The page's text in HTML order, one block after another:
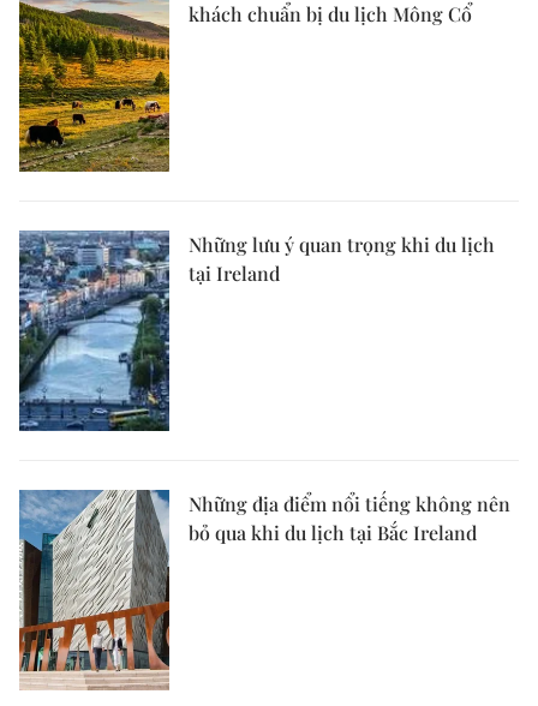
khách chuẩn bị du lịch Mông Cổ
Những lưu ý quan trọng khi du lịch
tại Ireland
Những địa điểm nổi tiếng không nên
bỏ qua khi du lịch tại Bắc Ireland